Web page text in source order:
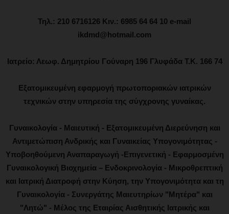
Τηλ.: 210 6716126 Κιν.: 6985 64 64 10 e-mail
ikdmd@hotmail.com
Ιατρείο: Λεωφ. Δημητρίου Γούναρη 196 Γλυφάδα Τ.Κ. 166 74
Εξατομικευμένη εφαρμογή πρωτοποριακών ιατρικών
τεχνικών στην υπηρεσία της σύγχρονης γυναίκας.
Γυναικολογία - Μαιευτική - Εξατομικευμένη Διερεύνηση και
Αντιμετώπιση Ανδρικής και Γυναικείας Υπογονιμότητας -
Υποβοηθούμενη Αναπαραγωγή -Επιγενετική - Εφαρμοσμένη
Γυναικολογική Βιοχημεία – Ενδοκρινολογία - Μικροθρεπτική
και Ιατρική Διατροφή στην Κύηση, την Υπογονιμότητα και τη
Γυναικολογία - Συνεργάτης Μαιευτηρίων "Μητέρα" και
"Λητώ" - Μέλος της Εταιρίας Αισθητικής Ιατρικής και